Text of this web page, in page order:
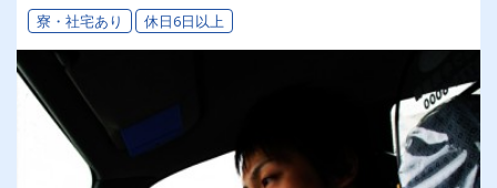
寮・社宅あり 休日6日以上